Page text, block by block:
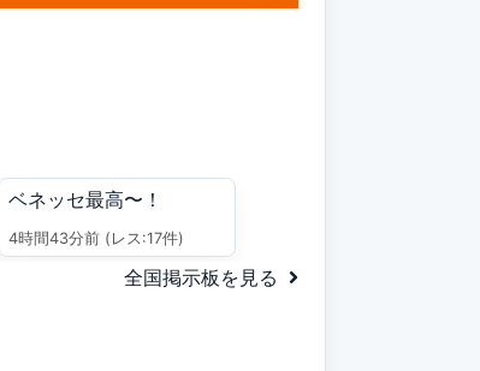
ベネッセ最高〜！
4時間43分前 (レス:17件)
全国掲示板を見る